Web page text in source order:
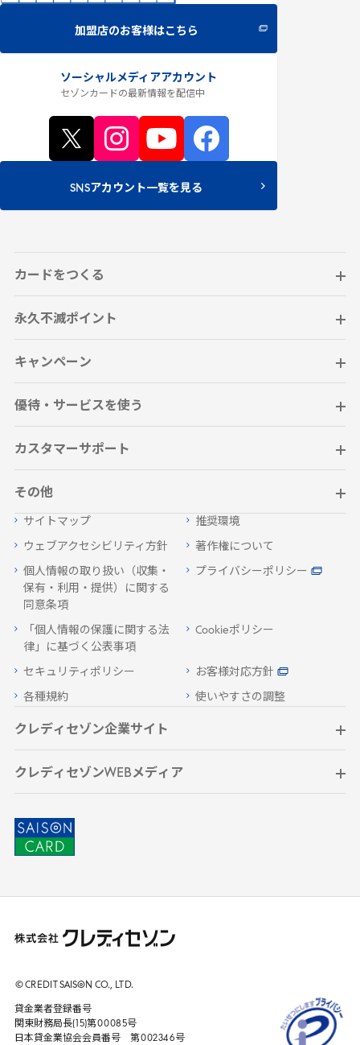
加盟店のお客様はこちら
ソーシャルメディアアカウント
セゾンカードの最新情報を配信中
SNSアカウント一覧を見る
カードをつくる
永久不滅ポイント
キャンペーン
優待・サービスを使う
カスタマーサポート
その他
サイトマップ 推奨環境
ウェブアクセシビリティ方針 著作権について
個人情報の取り扱い（収集・
保有・利用・提供）に関する
同意条項
プライバシーポリシー
「個人情報の保護に関する法
律」に基づく公表事項
Cookieポリシー
セキュリティポリシー お客様対応方針
各種規約 使いやすさの調整
クレディセゾン企業サイト
クレディセゾンWEBメディア
© CREDITSAISON CO., LTD.
貸金業者登録番号
関東財務局長( 15)第 00085号
日本貸金業協会会員番号 第002346号